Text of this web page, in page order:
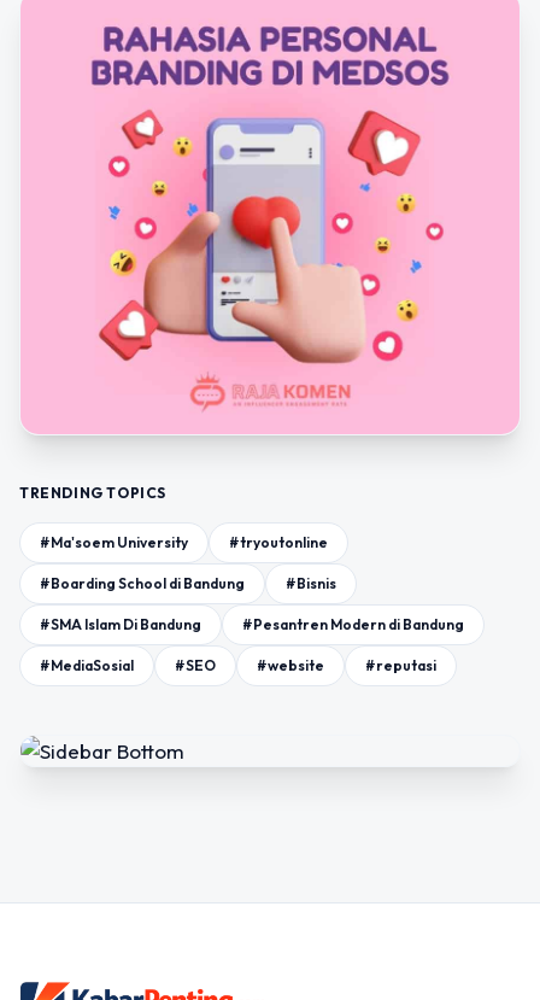
TRENDING TOPICS
#Ma'soem University #tryoutonline
#Boarding School di Bandung #Bisnis
#SMA Islam Di Bandung #Pesantren Modern di Bandung
#MediaSosial #SEO #website #reputasi